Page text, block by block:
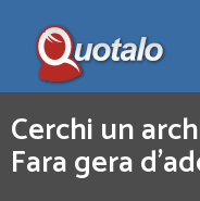
Cerchi un
Fara gera